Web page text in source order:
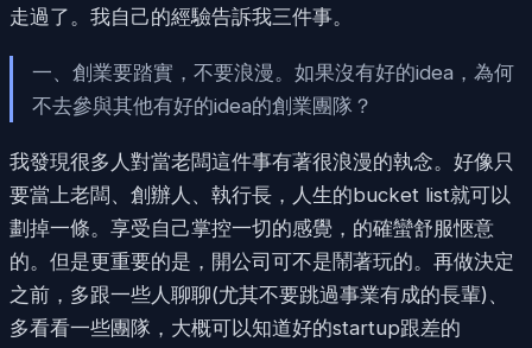
走過了。我自己的經驗告訴我三件事。
一、創業要踏實，不要浪漫。如果沒有好的idea，為何
不去參與其他有好的idea的創業團隊？
我發現很多人對當老闆這件事有著很浪漫的執念。好像只
要當上老闆、創辦人、執行長，人生的bucket list就可以
劃掉一條。享受自己掌控一切的感覺，的確蠻舒服愜意
的。但是更重要的是，開公司可不是鬧著玩的。再做決定
之前，多跟一些人聊聊(尤其不要跳過事業有成的長輩)、
多看看一些團隊，大概可以知道好的startup跟差的